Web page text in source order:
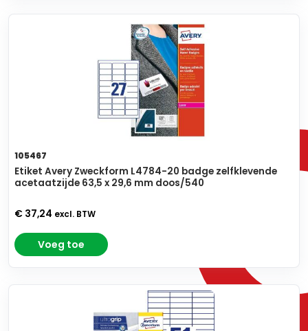
105467
Etiket Avery Zweckform L4784-20 badge zelfklevende
acetaatzijde 63,5 x 29,6 mm doos/540
€ 37,24 excl. BTW
Voeg toe